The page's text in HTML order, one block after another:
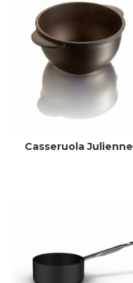
Casseruola Julienne